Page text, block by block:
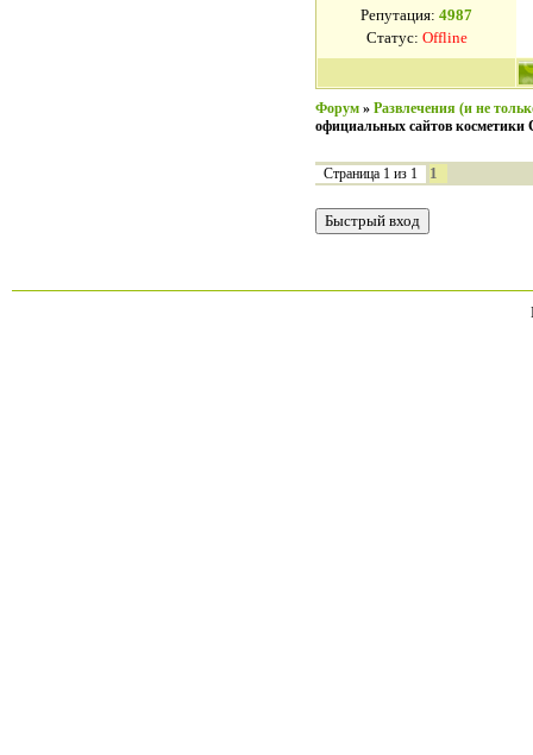
Репутация: 4987
Статус: Offline
Форум » Развлечения (и не
официальных сайтов
Страница 1 из 1 1